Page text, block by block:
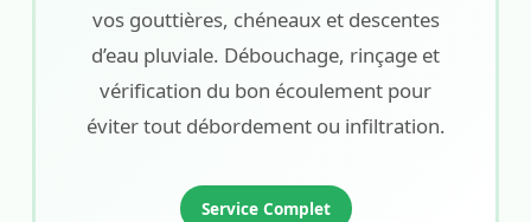
vos gouttières, chéneaux et descentes
d’eau pluviale. Débouchage, rinçage et
vérification du bon écoulement pour
éviter tout débordement ou infiltration.
Service Complet